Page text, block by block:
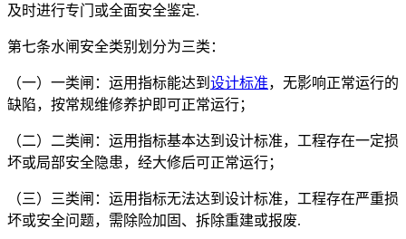
及时进行专门或全面安全鉴定.
第七条水闸安全类别划分为三类：
（一）一类闸：运用指标能达到 设计标准，无影响正常运行的
缺陷，按常规维修养护即可正常运行；
（二）二类闸：运用指标基本达到设计标准，工程存在一定损
坏或局部安全隐患，经大修后可正常运行；
（三）三类闸：运用指标无法达到设计标准，工程存在严重损
坏或安全问题，需除险加固、拆除重建或报废.